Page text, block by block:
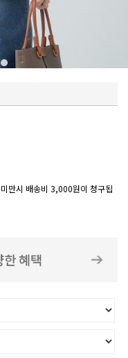
만시 배송비 3,000원이 청구됩